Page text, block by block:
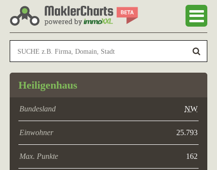
Heiligenhaus
Bundesland NW
Einwohner 25.793
Max. Punkte 162